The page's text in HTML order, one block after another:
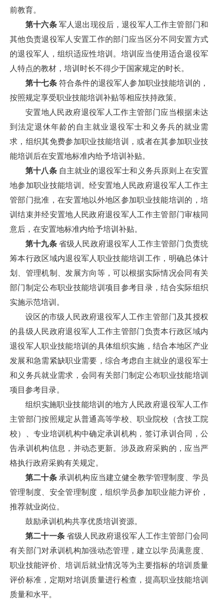
前教育。
第十六条军人退出现役后，退役军人工作主管部门和
其他负责退役军人安置工作的部门应当区分不同安置方式
的退役军人，组织适应性培训。培训应当使用适合退役军
人特点的教材，培训时长不得少于国家规定的时长。
第十七条符合条件的退役军人参加职业技能培训的，
按照规定享受职业技能培训补贴等相应扶持政策。
安置地人民政府退役军人工作主管部门应当根据未达
到法定退休年龄的自主就业退役军士和义务兵的就业需
求，组织其免费参加职业技能培训，或者在其参加职业技
能培训后在安置地标准内给予培训补贴。
第十八条自主就业的退役军士和义务兵原则上在安置
地参加职业技能培训。经安置地人民政府退役军人工作主
管部门批准，在安置地以外地区参加职业技能培训的，培
训结束并经安置地人民政府退役军人工作主管部门审核同
意后，在安置地标准内给予培训补贴。
第十九条省级人民政府退役军人工作主管部门负责统
筹本行政区域内退役军人职业技能培训工作，明确总体计
划、管理机制、发展方向等，可以根据实际情况会同有关
部门制定公布职业技能培训项目参考目录，结合实际组织
实施示范培训。
设区的市级人民政府退役军人工作主管部门及其授权
的县级人民政府退役军人工作主管部门负责本行政区域内
退役军人职业技能培训的具体组织实施，结合本地区产业
发展和急需紧缺职业需要，综合考虑自主就业的退役军士
和义务兵就业需求，会同有关部门制定公布职业技能培训
项目参考目录。
组织实施职业技能培训的地方人民政府退役军人工作
主管部门按照规定从普通高等学校、职业院校（含技工院
校）、专业培训机构中确定承训机构，签订承训合同，公
告承训机构信息，并动态更新。涉及政府采购的，应当严
格执行政府采购有关规定。
第二十条承训机构应当建立健全教学管理制度、学员
管理制度、安全管理制度，组织学员参加职业能力评价，
推荐就业岗位。
鼓励承训机构共享优质培训资源。
第二十一条省级人民政府退役军人工作主管部门会同
有关部门对承训机构加强动态管理，建立以学员满意度、
职业技能评价、培训后就业情况等为主要指标的培训质量
评价标准，定期对培训质量进行检查，提高职业技能培训
质量和水平。